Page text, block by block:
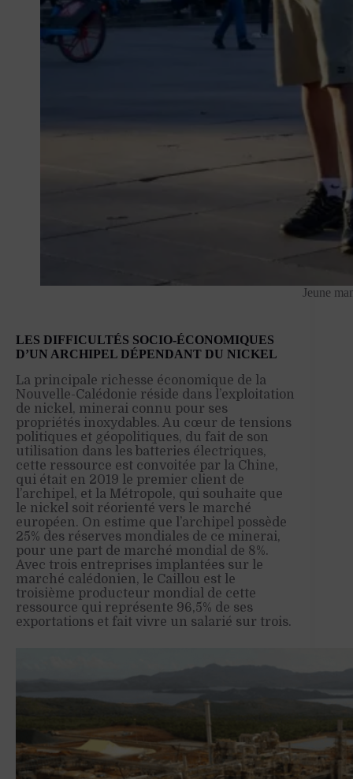
Jeune
LES DIFFICULTÉS SOCIO-ÉCONOMIQUES
D’UN ARCHIPEL DÉPENDANT DU NICKEL
La principale richesse économique de la
Nouvelle-Calédonie réside dans l’exploitation
de nickel, minerai connu pour ses
propriétés inoxydables. Au cœur de tensions
politiques et géopolitiques, du fait de son
utilisation dans les batteries électriques,
cette ressource est convoitée par la Chine,
qui était en 2019 le premier client de
l’archipel, et la Métropole, qui souhaite que
le nickel soit réorienté vers le marché
européen. On estime que l’archipel possède
25% des réserves mondiales de ce minerai,
pour une part de marché mondial de 8%.
Avec trois entreprises implantées sur le
marché calédonien, le Caillou est le
troisième producteur mondial de cette
ressource qui représente 96,5% de ses
exportations et fait vivre un salarié sur trois.